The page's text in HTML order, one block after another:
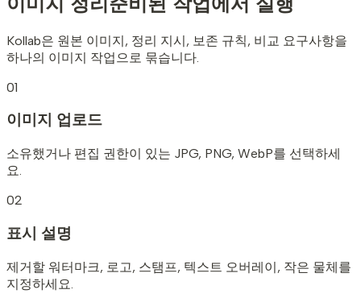
Kollab은 원본 이미지, 정리 지시, 보존 규칙, 비교 요구사항을
하나의 이미지 작업으로 묶습니다.
01
이미지 업로드
소유했거나 편집 권한이 있는 JPG, PNG, WebP를 선택하세
요.
02
표시 설명
제거할 워터마크, 로고, 스탬프, 텍스트 오버레이, 작은 물체를
지정하세요.